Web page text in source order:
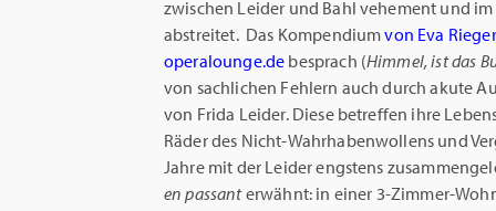
zwischen Leider und Bahl vehement und
abstreitet. Das Kompendiumvon Eva
operalounge.de besprach (Himmel, ist das
von sachlichen Fehlern auch durch akute
von Frida Leider. Diese betreffen ihre
Räder des Nicht-Wahrhabenwollens und
Jahre mit der Leider engstens
en passanterwähnt: in einer 3-Zimmer-